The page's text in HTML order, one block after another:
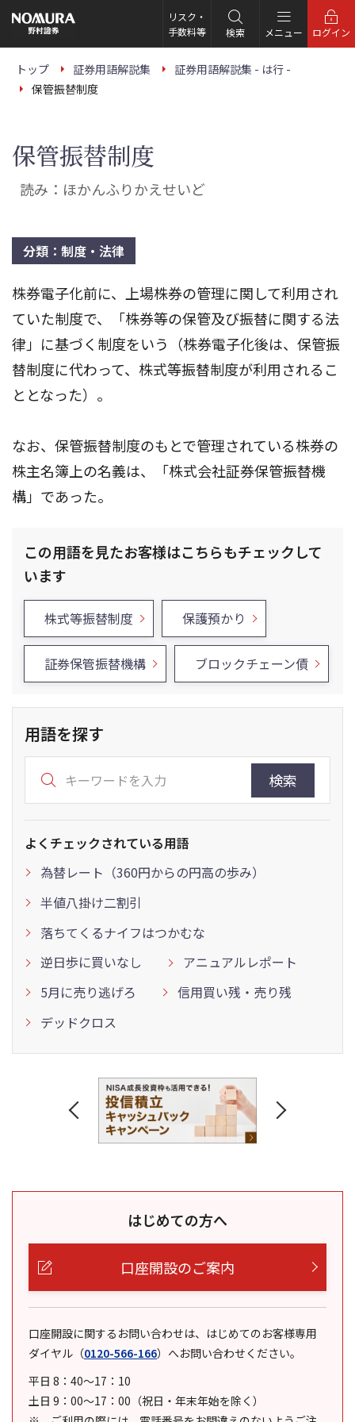
の
ー
リスク・
手数料等
検索 メニュー ログイン
トップ 証券用語解説集
証券用語解説集 - は行 -
保管振替制度
保管振替制度
読み：ほかんふりかえせいど
分類：制度・法律
株券電子化前に、上場株券の管理に関して利用され
ていた制度で、「株券等の保管及び振替に関する法
律」に基づく制度をいう（株券電子化後は、保管振
替制度に代わって、株式等振替制度が利用されるこ
ととなった）。
なお、保管振替制度のもとで管理されている株券の
株主名簿上の名義は、「株式会社証券保管振替機
構」であった。
この用語を見たお客様はこちらもチェックして
います
株式等振替制度 保護預かり
証券保管振替機構 ブロックチェーン債
用語を探す
検索
よくチェックされている用語
為替レート（360円からの円高の歩み）
半値八掛け二割引
落ちてくるナイフはつかむな
逆日歩に買いなし
アニュアルレポート
5月に売り逃げろ
信用買い残・売り残
デッドクロス
はじめての方へ
口座開設のご案内
口座開設に関するお問い合わせは、はじめてのお客様専用
ダイヤル （0120-566-166） へお問い合わせください。
平日 8：40～17：10
土日 9：00～17：00（祝日・年末年始を除く）